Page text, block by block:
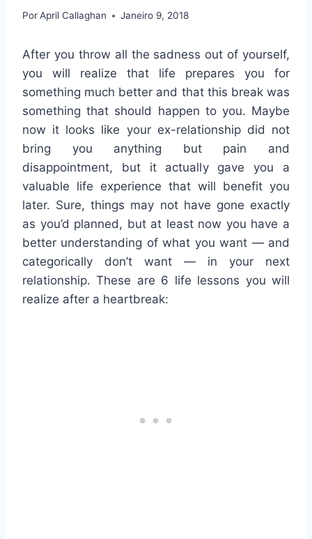
PorApril Callaghan Janeiro 9, 2018
After you throw all the sadness out of yourself,
you will realize that life prepares you for
something much better and that this break was
something that should happen to you. Maybe
now it looks like your ex-relationship did not
bring you anything but pain and
disappointment, but it actually gave you a
valuable life experience that will benefit you
later. Sure, things may not have gone exactly
as you’d planned, but at least now you have a
better understanding of what you want — and
categorically don’t want — in your next
relationship. These are 6 life lessons you will
realize after a heartbreak: